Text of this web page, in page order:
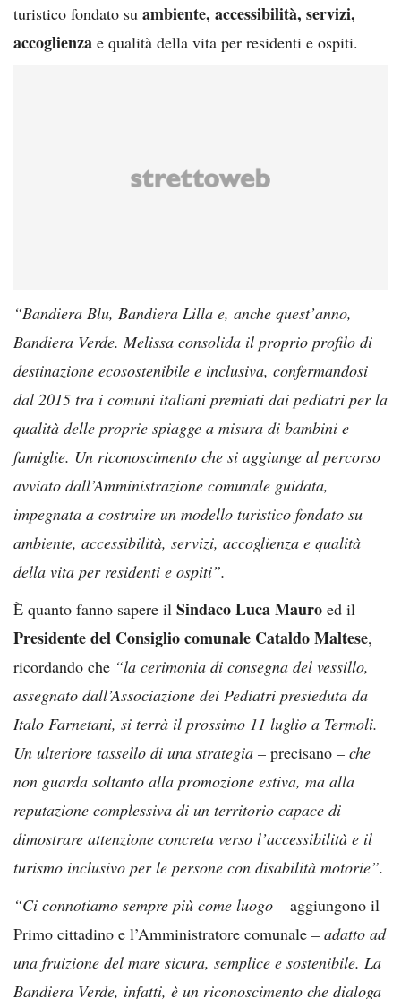
turistico fondato su ambiente, accessibilità, servizi,
accoglienza e qualità della vita per residenti e ospiti.
“Bandiera Blu, Bandiera Lilla e, anche quest’anno,
Bandiera Verde. Melissa consolida il proprio profilo di
destinazione ecosostenibile e inclusiva, confermandosi
dal 2015 tra i comuni italiani premiati dai pediatri per la
qualità delle proprie spiagge a misura di bambini e
famiglie. Un riconoscimento che si aggiunge al percorso
avviato dall’Amministrazione comunale guidata,
impegnata a costruire un modello turistico fondato su
ambiente, accessibilità, servizi, accoglienza e qualità
della vita per residenti e ospiti”.
È quanto fanno sapere il Sindaco Luca Mauro ed il
Presidente del Consiglio comunale Cataldo Maltese,
ricordando che “la cerimonia di consegna del vessillo,
assegnato dall’Associazione dei Pediatri presieduta da
Italo Farnetani, si terrà il prossimo 11 luglio a Termoli.
Un ulteriore tassello di una strategia – precisano – che
non guarda soltanto alla promozione estiva, ma alla
reputazione complessiva di un territorio capace di
dimostrare attenzione concreta verso l’accessibilità e il
turismo inclusivo per le persone con disabilità motorie”.
“Ci connotiamo sempre più come luogo – aggiungono il
Primo cittadino e l’Amministratore comunale – adatto ad
una fruizione del mare sicura, semplice e sostenibile. La
Bandiera Verde, infatti, è un riconoscimento che dialoga